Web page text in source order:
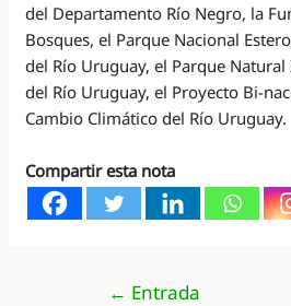
del Departamento Río Negro, la
Bosques, el Parque Nacional
del Río Uruguay, el Parque Natural
del Río Uruguay, el Proyecto Bi-
Cambio Climático del Río Uruguay.
Compartir esta nota
Navegación
← Entrada